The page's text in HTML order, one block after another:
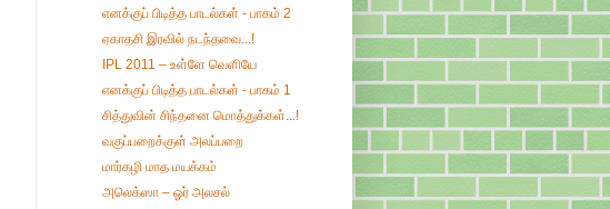
எனக்குப் பிடித்த பாடல்கள் - பாகம் 2
ஏகாதசி இரவில் நடந்தவை...!
IPL 2011 – உள்ளே வெளியே
எனக்குப் பிடித்த பாடல்கள் - பாகம் 1
சித்துவின் சிந்தனை மொத்துக்கள்...!
வகுப்பறைக்குள் அலப்பறை
மார்கழி மாத மயக்கம்
அலெக்ஸா – ஓர் அலசல்